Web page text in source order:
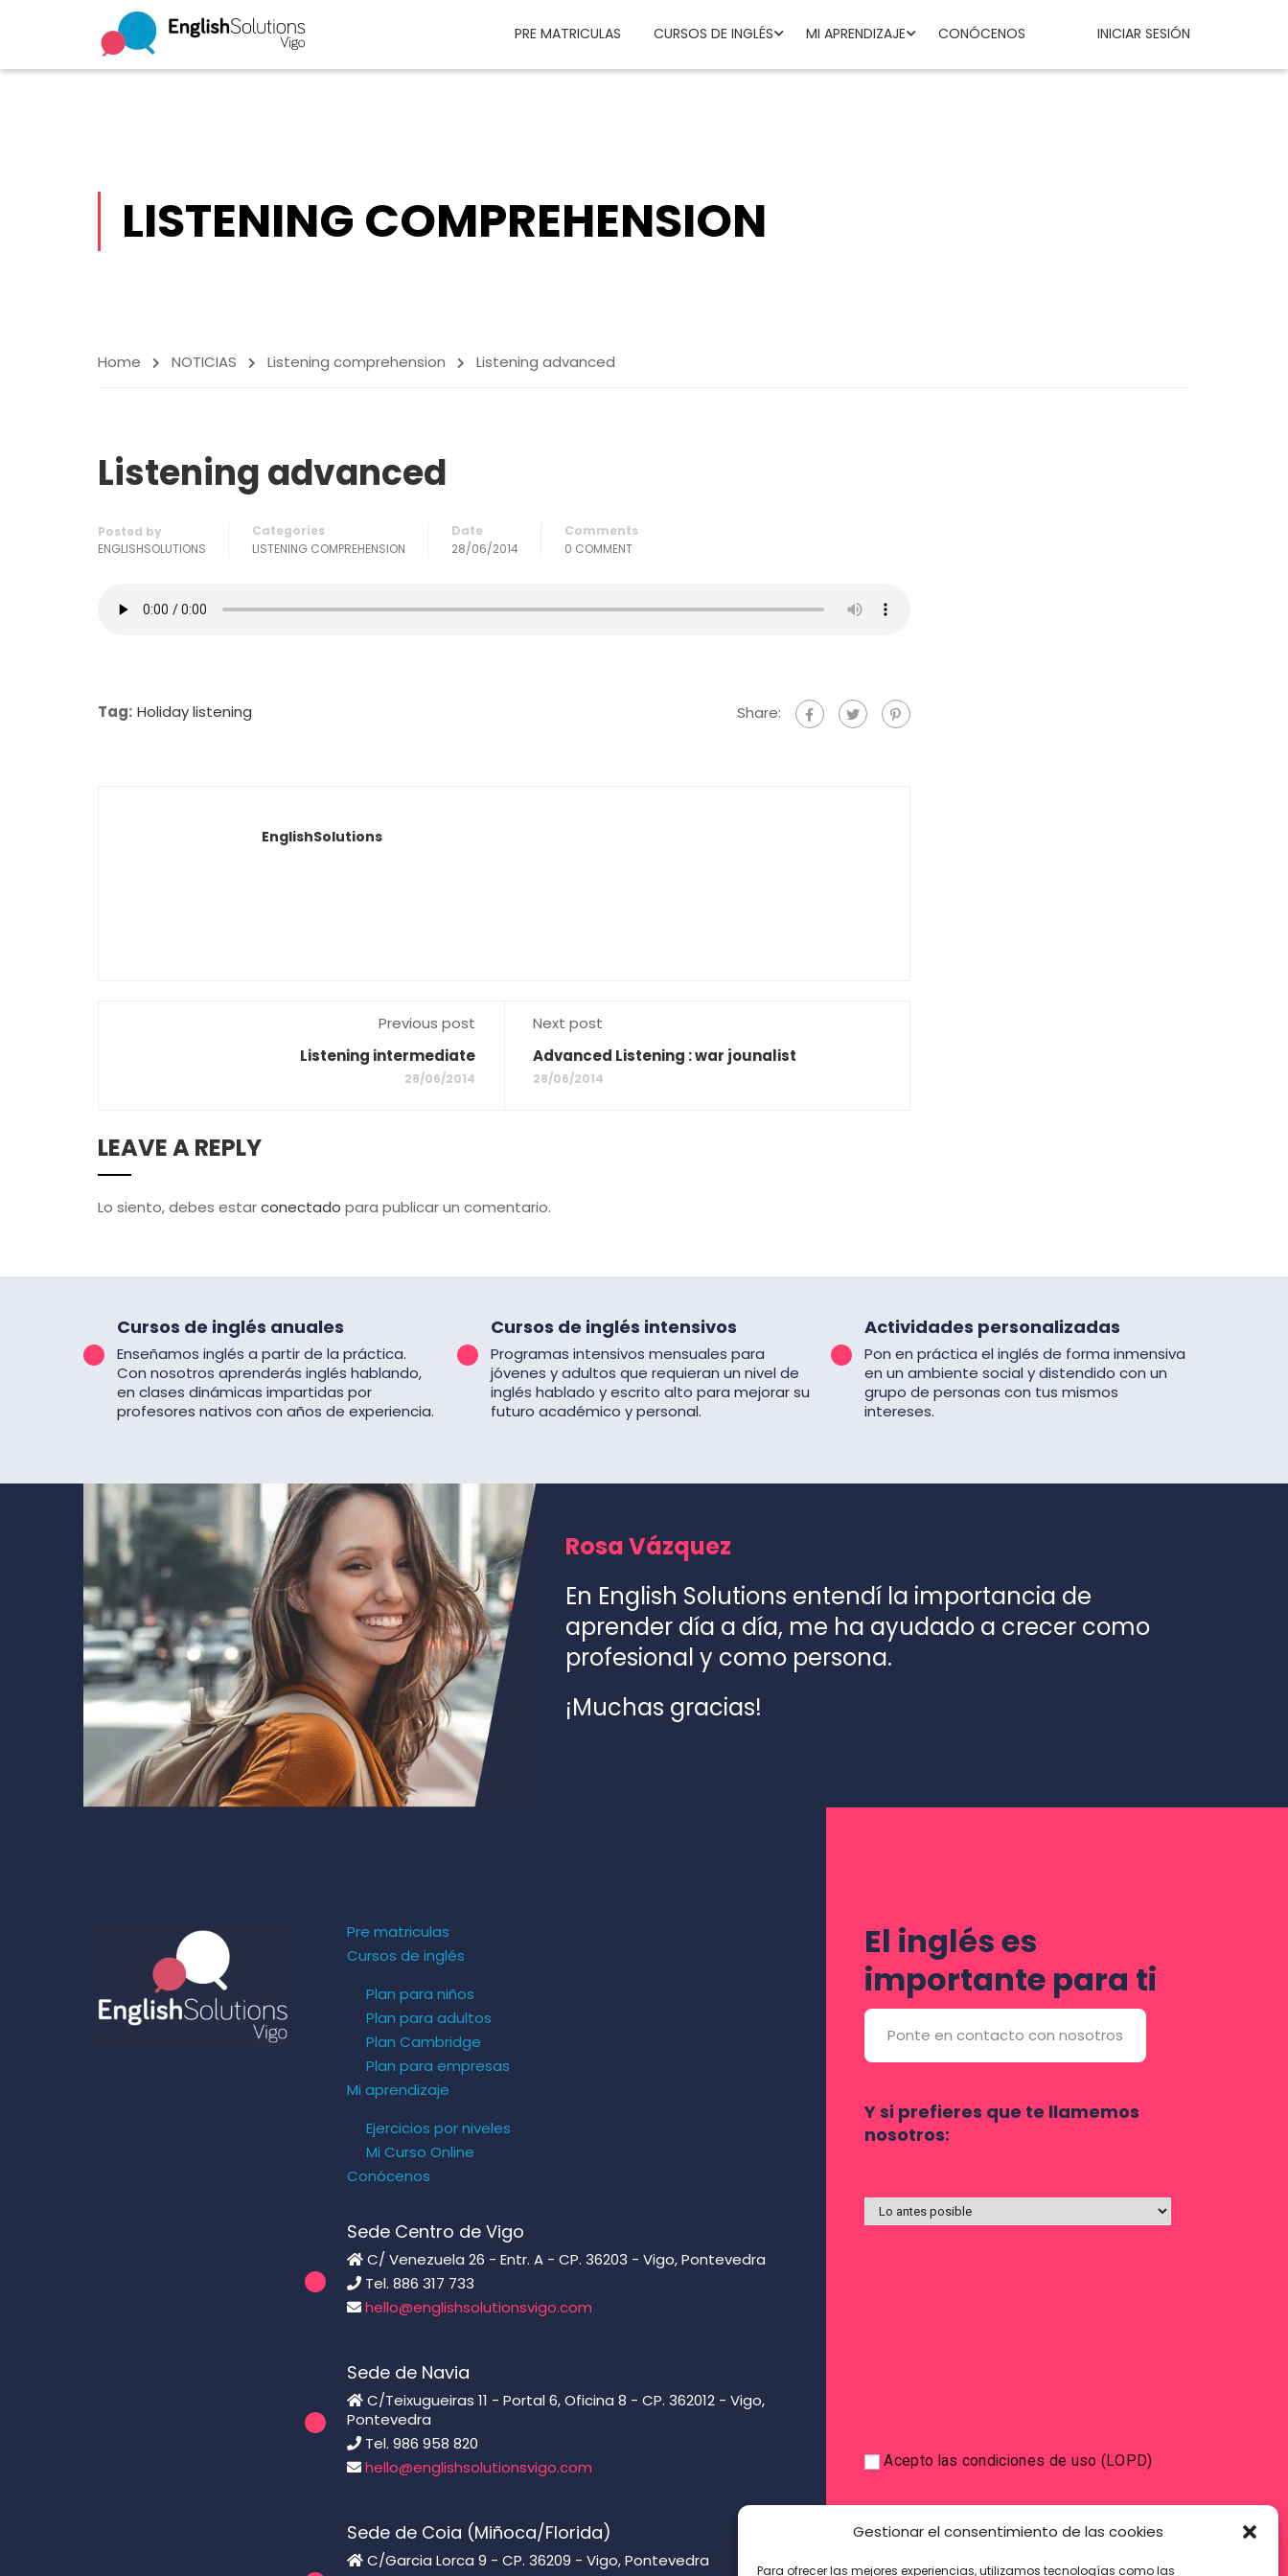
Gestionar el consentimiento de las cookies
Para ofrecer las mejores experiencias, utilizamos tecnologías como las
PRE MATRICULAS CURSOS DE INGLÉS MI APRENDIZAJE CONÓCENOS INICIAR SESIÓN
LISTENING COMPREHENSION
Home NOTICIAS Listening comprehension Listening advanced
Listening advanced
Posted by
ENGLISHSOLUTIONS
Categories
LISTENING COMPREHENSION
Date
28/06/2014
Comments
0 COMMENT
Tag: Holiday listening Share:
EnglishSolutions
Previous post
Listening intermediate
28/06/2014
Next post
Advanced Listening : war jounalist
28/06/2014
LEAVE A REPLY
Lo siento, debes estarconectado para publicar un comentario.
Cursos de inglés anuales
Enseñamos inglés a partir de la práctica.
Con nosotros aprenderás inglés hablando,
en clases dinámicas impartidas por
profesores nativos con años de experiencia.
Cursos de inglés intensivos
Programas intensivos mensuales para
jóvenes y adultos que requieran un nivel de
inglés hablado y escrito alto para mejorar su
futuro académico y personal.
Actividades personalizadas
Pon en práctica el inglés de forma inmensiva
en un ambiente social y distendido con un
grupo de personas con tus mismos
intereses.
Rosa Vázquez
En English Solutions entendí la importancia de
aprender día a día, me ha ayudado a crecer como
profesional y como persona.
¡Muchas gracias!
Pre matriculas
Cursos de inglés
Plan para niños
Plan para adultos
Plan Cambridge
Plan para empresas
Mi aprendizaje
Ejercicios por niveles
Mi Curso Online
Conócenos
Sede Centro de Vigo
C/ Venezuela 26 - Entr. A - CP. 36203 - Vigo, Pontevedra
Tel. 886 317 733
hello@englishsolutionsvigo.com
Sede de Navia
C/Teixugueiras 11 - Portal 6, Oficina 8 - CP. 362012 - Vigo,
Pontevedra
Tel. 986 958 820
hello@englishsolutionsvigo.com
Sede de Coia (Miñoca/Florida)
C/Garcia Lorca 9 - CP. 36209 - Vigo, Pontevedra
El inglés es
importante para ti
Ponte en contacto con nosotros
Y si prefieres que te llamemos
nosotros:
Acepto las condiciones de uso (LOPD)